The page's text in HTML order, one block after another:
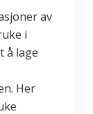
av
i
å lage
Her